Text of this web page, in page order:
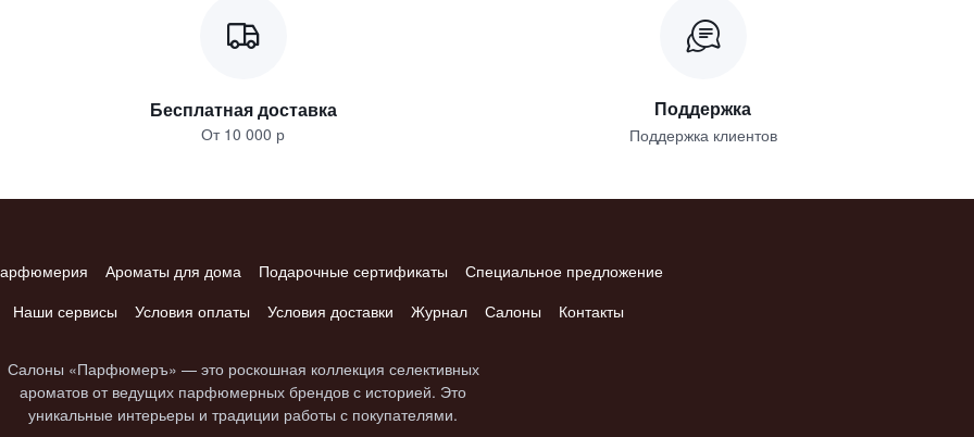
Бесплатная доставка
От 10 000 р
Поддержка
Поддержка клиентов
Ароматы для дома Подарочные сертификаты
Специальное предложение
Наши сервисы Условия оплаты Условия доставки Журнал Салоны Контакты
Салоны «Парфюмеръ» — это роскошная коллекция селективных
ароматов от ведущих парфюмерных брендов с историей. Это
уникальные интерьеры и традиции работы с покупателями.